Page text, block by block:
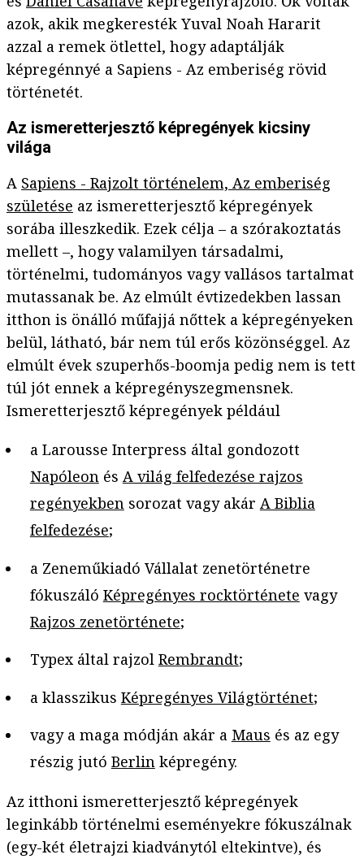
azok, akik megkeresték Yuval Noah Hararit
azzal a remek ötlettel, hogy adaptálják
képregénnyé a Sapiens - Az emberiség rövid
történetét.
Az ismeretterjesztő képregények kicsiny
világa
A Sapiens - Rajzolt történelem, Az emberiség
születése az ismeretterjesztő képregények
sorába illeszkedik. Ezek célja – a szórakoztatás
mellett –, hogy valamilyen társadalmi,
történelmi, tudományos vagy vallásos tartalmat
mutassanak be. Az elmúlt évtizedekben lassan
itthon is önálló műfajjá nőttek a képregényeken
belül, látható, bár nem túl erős közönséggel. Az
elmúlt évek szuperhős-boomja pedig nem is tett
túl jót ennek a képregényszegmensnek.
Ismeretterjesztő képregények például
a Larousse Interpress által gondozott
Napóleonés A világ felfedezése rajzos
regényekbensorozat vagy akár A Biblia
felfedezése;
a Zeneműkiadó Vállalat zenetörténetre
fókuszáló Képregényes rocktörténete vagy
Rajzos zenetörténete;
Typex által rajzol Rembrandt;
a klasszikus Képregényes Világtörténet;
vagy a maga módján akár a Maus és az egy
részig jutó Berlinképregény.
Az itthoni ismeretterjesztő képregények
leginkább történelmi eseményekre fókuszálnak
(egy-két életrajzi kiadványtól eltekintve), és